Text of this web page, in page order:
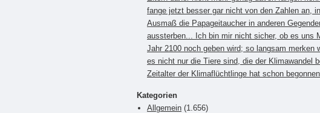
fange jetzt besser gar nicht von den Zahlen an,
Ausmaß die Papageitaucher in anderen
aussterben... Ich bin mir nicht sicher, ob es uns
Jahr 2100 noch geben wird; so langsam merken
es nicht nur die Tiere sind, die der Klimawandel
Zeitalter der Klimaflüchtlinge hat schon
Kategorien
Allgemein (1.656)